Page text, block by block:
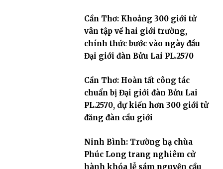
Cần Thơ: Khoảng 300 giới tử
vân tập về hai giới trường,
chính thức bước vào ngày đầu
Đại giới đàn Bửu Lai PL.2570
Cần Thơ: Hoàn tất công tác
chuẩn bị Đại giới đàn Bửu Lai
PL.2570, dự kiến hơn 300 giới tử
đăng đàn cầu giới
Ninh Bình: Trường hạ chùa
Phúc Long trang nghiêm cử
hành khóa lễ sám nguyện cầu